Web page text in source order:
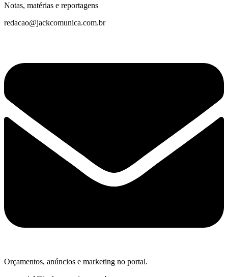
Notas, matérias e reportagens
redacao@jackcomunica.com.br
Orçamentos, anúncios e marketing no portal.